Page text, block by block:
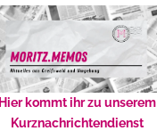
Hier kommt ihr zu unserem
Kurznachrichtendienst